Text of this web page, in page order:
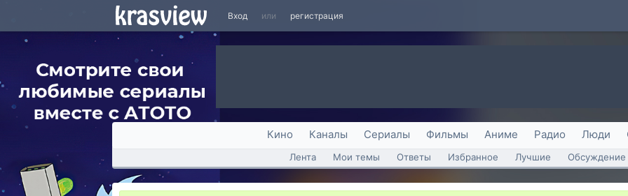
Вход или регистрация
Кино Каналы Сериалы Фильмы Аниме Радио Люди
Лента Мои темы Ответы Избранное Лучшие Обсуждение